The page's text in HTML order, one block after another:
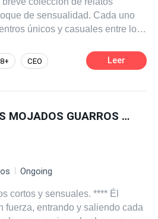
sensualidad. Cada uno
únicos y casuales entre los
de mis novelas para entender
CEO Leer
DIARIOS MOJADOS GUARROS (Colección de relatos cortos )
Ongoing
y sensuales. **** Él
fuerza, entrando y saliendo cada